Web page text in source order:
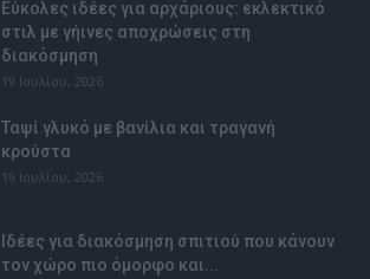
Εύκολες ιδέες για αρχάριους: εκλεκτικό
στιλ με γήινες αποχρώσεις στη
διακόσμηση
19 Ιουλίου, 2026
Ταψί γλυκό με βανίλια και τραγανή
κρούστα
19 Ιουλίου, 2026
Ιδέες για διακόσμηση σπιτιού που κάνουν
τον χώρο πιο όμορφο και...